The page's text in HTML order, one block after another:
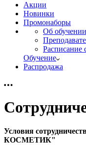
Акции
Новинки
Промонаборы
Об обучении
Расписание
Обучение
Распродажа
Условия
КОСМЕТИК"